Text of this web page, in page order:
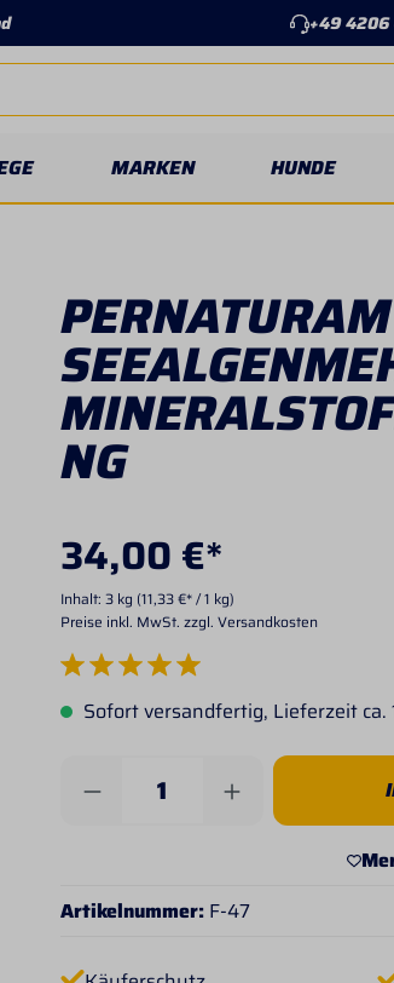
+49 4206
MARKEN HUNDE
PERNATURAM
NG
34,00 €*
Inhalt: 3 kg (11,33 €* / 1 kg)
Preise inkl. MwSt. zzgl. Versandkosten
Durchschnittliche Bewertung von 5 von 5 Sternen
Sofort versandfertig, Lieferzeit ca.
Produkt Anzahl: Gib
Artikelnummer: F-47